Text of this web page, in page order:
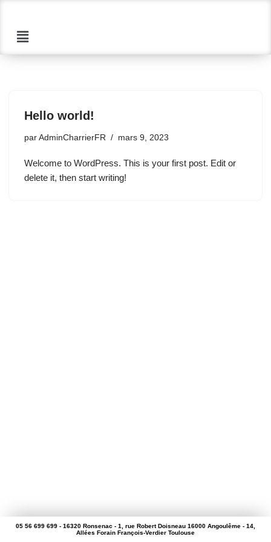
Aller
Hello world!
par AdminCharrierFR mars 9, 2023
Welcome to WordPress. This is your first post. Edit or
delete it, then start writing!
05 56 699 699 - 16320 Ronsenac - 1, rue Robert Doisneau 16000 Angoulême - 14,
Allées Forain François-Verdier Toulouse